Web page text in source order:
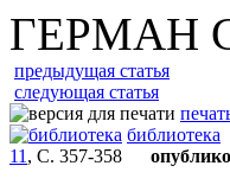
ГЕРМАН
предыдущая статья
следующая статья
библиотека
11 , С. 357-358